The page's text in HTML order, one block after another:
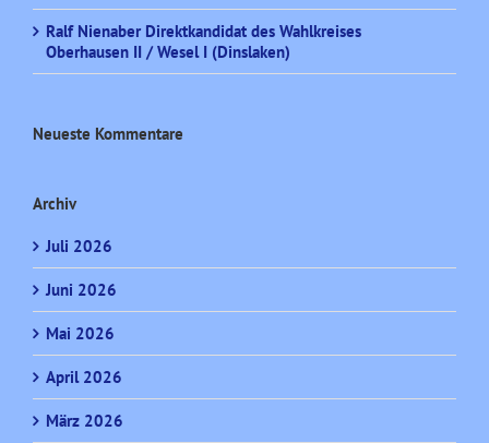
Ralf Nienaber Direktkandidat des Wahlkreises
Oberhausen II / Wesel I (Dinslaken)
Neueste Kommentare
Archiv
Juli 2026
Juni 2026
Mai 2026
April 2026
März 2026